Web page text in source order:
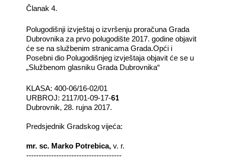
Članak 4.
Polugodišnji izvještaj o izvršenju proračuna Grada
Dubrovnika za prvo polugodište 2017. godine objavit
će se na službenim stranicama Grada.Opći i
Posebni dio Polugodišnjeg izvještaja objavit će se u
„Službenom glasniku Grada Dubrovnika“
KLASA: 400-06/16-02/01
URBROJ: 2117/01-09-17-61
Dubrovnik, 28. rujna 2017.
Predsjednik Gradskog vijeća:
mr. sc. Marko Potrebica, v. r.
--------------------------------------